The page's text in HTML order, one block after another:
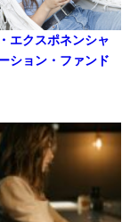
エクスポネンシャ
ション・ファンド